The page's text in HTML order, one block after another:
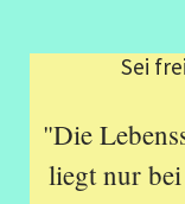
Sei
"Die
liegt nur